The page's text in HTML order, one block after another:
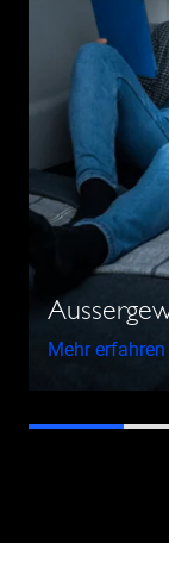
Mehr erfahren